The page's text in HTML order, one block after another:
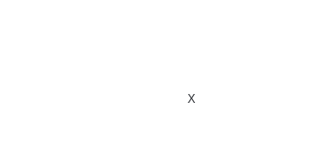
X